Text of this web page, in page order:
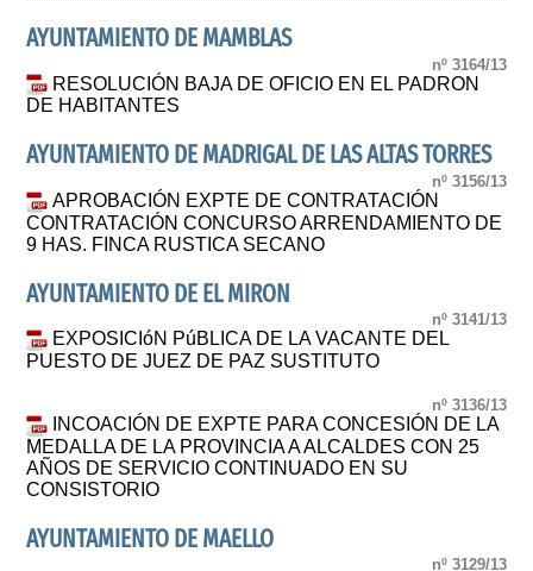
AYUNTAMIENTO DE MAMBLAS
nº 3164/13
RESOLUCIÓN BAJA DE OFICIO EN EL PADRON
DE HABITANTES
AYUNTAMIENTO DE MADRIGAL DE LAS ALTAS TORRES
nº 3156/13
APROBACIÓN EXPTE DE CONTRATACIÓN
CONTRATACIÓN CONCURSO ARRENDAMIENTO DE
9 HAS. FINCA RUSTICA SECANO
AYUNTAMIENTO DE EL MIRON
nº 3141/13
EXPOSICIóN PúBLICA DE LA VACANTE DEL
PUESTO DE JUEZ DE PAZ SUSTITUTO
nº 3136/13
INCOACIÓN DE EXPTE PARA CONCESIÓN DE LA
MEDALLA DE LA PROVINCIA A ALCALDES CON 25
AÑOS DE SERVICIO CONTINUADO EN SU
CONSISTORIO
AYUNTAMIENTO DE MAELLO
nº 3129/13